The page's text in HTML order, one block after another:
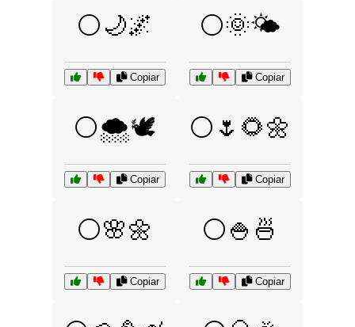
⚪🌙🌌
Copiar
⚪🌞🌤️
Copiar
⚪🌨️🕊️
Copiar
⚪🌷🌻🌼
Copiar
⚪🌸🌼
Copiar
⚪🍚🍜
Copiar